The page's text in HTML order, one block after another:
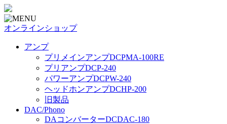
オンラインショップ
アンプ
プリメインアンプDCPMA-100RE
プリアンプDCP-240
パワーアンプDCPW-240
ヘッドホンアンプDCHP-200
旧製品
DAC/Phono
DAコンバーターDCDAC-180